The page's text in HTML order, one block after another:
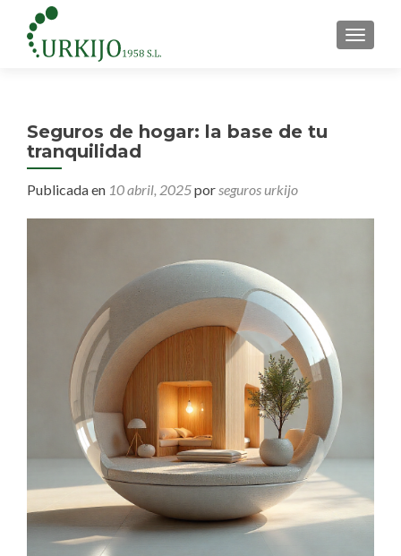
Seguros de hogar: la base de tu
tranquilidad
Publicada en 10 abril, 2025porseguros urkijo